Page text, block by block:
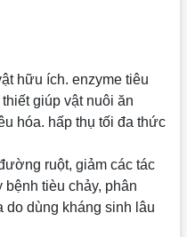
hữu ích. enzyme tiêu
giúp vật nuôi ăn
hóa. hấp thụ tối đa thức
ruột, giảm các tác
bệnh tièu chảy, phân
do dùng kháng sinh lâu